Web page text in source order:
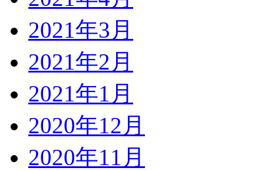
2021年3月
2021年2月
2021年1月
2020年12月
2020年11月